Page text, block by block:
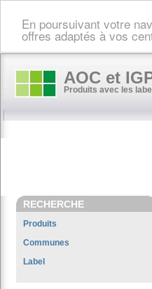
En poursuivant votre
offres adaptés à vos
AOC et
Produits avec les
RECHERCHE
Produits
Communes
Label